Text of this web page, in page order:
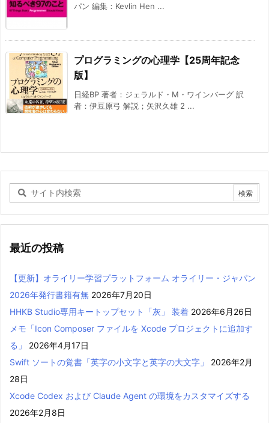
パン 編集：Kevlin Hen ...
プログラミングの心理学【25周年記念
版】
日経BP 著者：ジェラルド・M・ワインバーグ 訳
者：伊豆原弓 解説；矢沢久雄 2 ...
最近の投稿
【更新】オライリー学習プラットフォーム オライリー・ジャパン
2026年発行書籍有無 2026年7月20日
HHKB Studio専用キートップセット「灰」 装着 2026年6月26日
メモ「Icon Composer ファイルを Xcode プロジェクトに追加す
る」
2026年4月17日
Swift ソートの覚書「英字の小文字と英字の大文字」
2026年2月
28日
Xcode Codex および Claude Agent の環境をカスタマイズする
2026年2月8日